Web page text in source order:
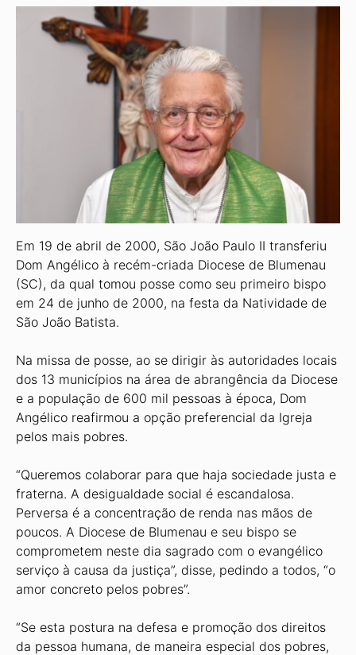
Em 19 de abril de 2000, São João Paulo II transferiu
Dom Angélico à recém-criada Diocese de Blumenau
(SC), da qual tomou posse como seu primeiro bispo
em 24 de junho de 2000, na festa da Natividade de
São João Batista.
Na missa de posse, ao se dirigir às autoridades locais
dos 13 municípios na área de abrangência da Diocese
e a população de 600 mil pessoas à época, Dom
Angélico reafirmou a opção preferencial da Igreja
pelos mais pobres.
“Queremos colaborar para que haja sociedade justa e
fraterna. A desigualdade social é escandalosa.
Perversa é a concentração de renda nas mãos de
poucos. A Diocese de Blumenau e seu bispo se
comprometem neste dia sagrado com o evangélico
serviço à causa da justiça”, disse, pedindo a todos, “o
amor concreto pelos pobres”.
“Se esta postura na defesa e promoção dos direitos
da pessoa humana, de maneira especial dos pobres,